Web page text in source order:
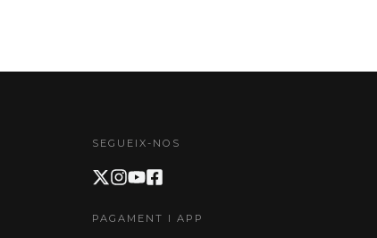
SEGUEIX-NOS
PAGAMENT I APP